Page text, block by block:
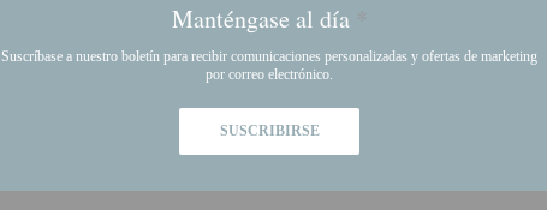
Manténgase al día *
Suscríbase a nuestro boletín para recibir comunicaciones personalizadas y ofertas de marketing
por correo electrónico.
SUSCRIBIRSE